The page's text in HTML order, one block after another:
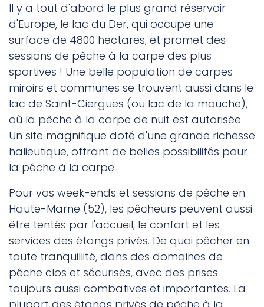
Il y a tout d'abord le plus grand réservoir
d'Europe, le lac du Der, qui occupe une
surface de 4800 hectares, et promet des
sessions de pêche à la carpe des plus
sportives ! Une belle population de carpes
miroirs et communes se trouvent aussi dans le
lac de Saint-Ciergues (ou lac de la mouche),
où la pêche à la carpe de nuit est autorisée.
Un site magnifique doté d'une grande richesse
halieutique, offrant de belles possibilités pour
la pêche à la carpe.
Pour vos week-ends et sessions de pêche en
Haute-Marne (52), les pêcheurs peuvent aussi
être tentés par l'accueil, le confort et les
services des étangs privés. De quoi pêcher en
toute tranquillité, dans des domaines de
pêche clos et sécurisés, avec des prises
toujours aussi combatives et importantes. La